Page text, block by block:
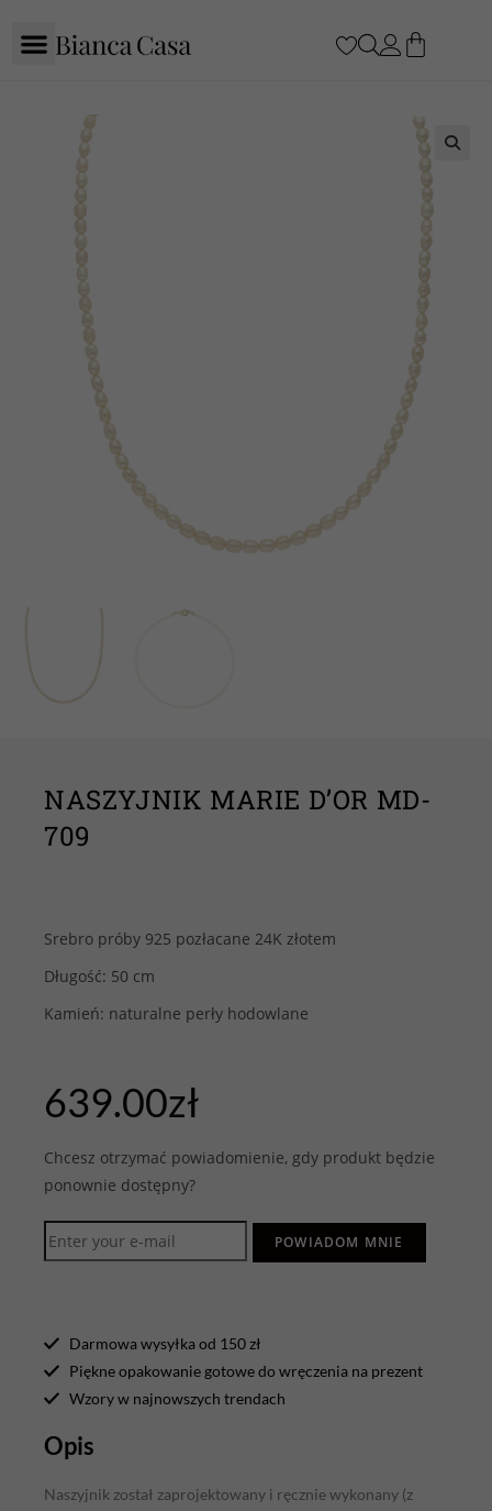
NASZYJNIK MARIE D’OR MD-
709
Srebro próby 925 pozłacane 24K złotem
Długość: 50 cm
Kamień: naturalne perły hodowlane
639.00zł
Chcesz otrzymać powiadomienie, gdy produkt będzie
ponownie dostępny?
POWIADOM MNIE
Darmowa wysyłka od 150 zł
Piękne opakowanie gotowe do wręczenia na prezent
Wzory w najnowszych trendach
Opis
Naszyjnik został zaprojektowany i ręcznie wykonany (z